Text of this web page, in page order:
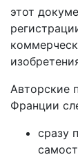
этот
Авторские
Франции
сразу